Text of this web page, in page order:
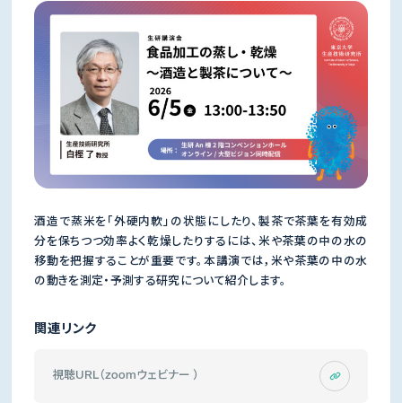
酒造で蒸米を「外硬内軟」の状態にしたり、製茶で茶葉を有効成
分を保ちつつ効率よく乾燥したりするには、米や茶葉の中の水の
移動を把握することが重要です。本講演では，米や茶葉の中の水
の動きを測定・予測する研究について紹介します。
関連リンク
視聴URL（zoomウェビナー ）